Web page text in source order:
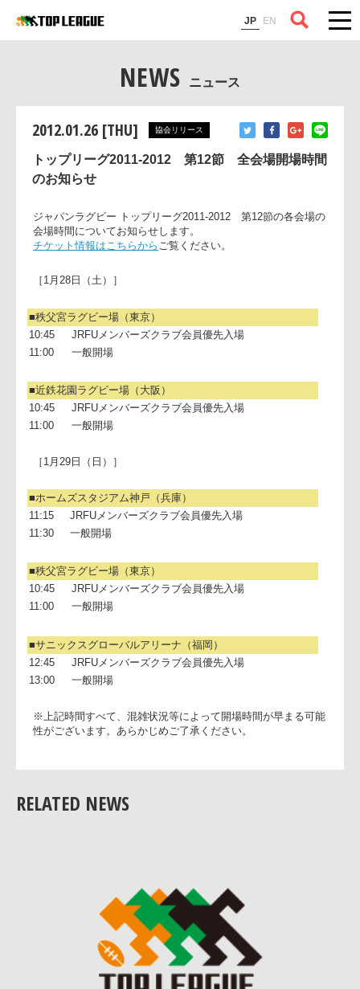
JP EN
コラム
NEWS ニュース
2012.01.26 [THU] 協会リリース
トップリーグ2011-2012 第12節 全会場開場時間
のお知らせ
ジャパンラグビー トップリーグ2011-2012 第12節の各会場
チケット情報はこちらから
［1月28日（土）］
■秩父宮ラグビー場（東京）
11:00
一般開場
■近鉄花園ラグビー場（大阪）
［1月29日（日）］
11:15 JRFUメンバーズクラブ会員優先入場
11:30 一般開場
■秩父宮ラグビー場（東京）
10:45 JRFUメンバーズクラブ会員優先入場
11:00 一般開場
■サニックスグローバルアリーナ（福岡）
12:45
JRFUメンバーズクラブ会員優先入場
※上記時間すべて、混雑状況等によって開場時間が早まる可
性がございます。あらかじめご了承ください。
RELATED NEWS